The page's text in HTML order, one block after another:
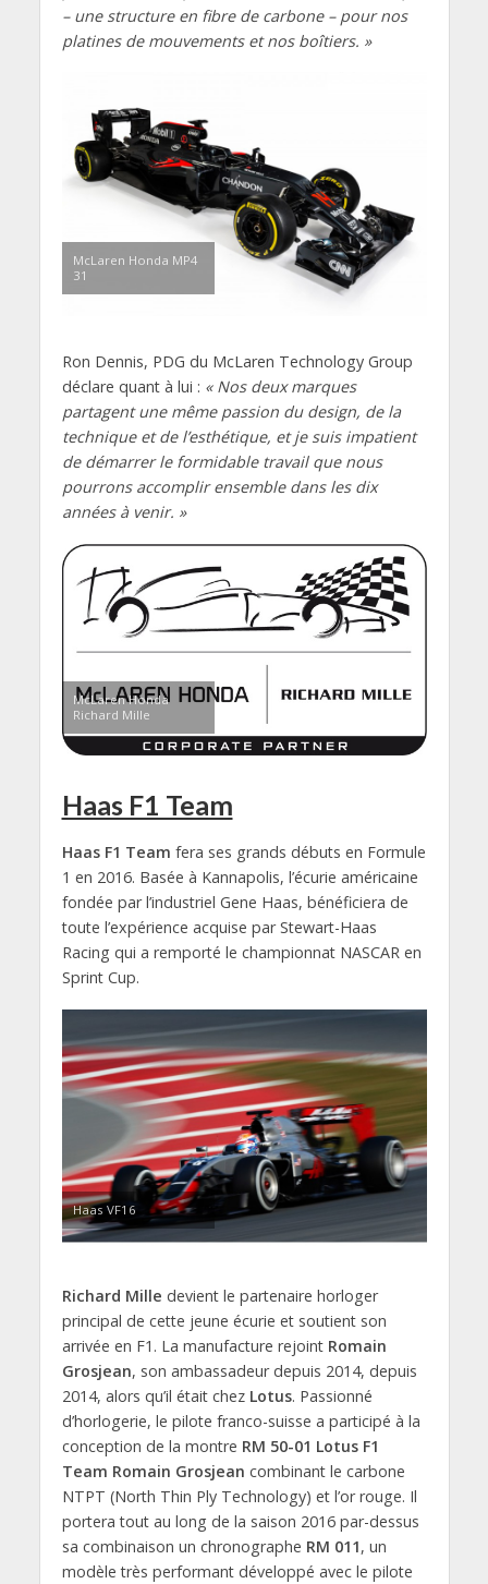
– une structure en fibre de carbone – pour nos
platines de mouvements et nos boîtiers. »
McLaren Honda MP4
31
Ron Dennis, PDG du McLaren Technology Group
déclare quant à lui : « Nos deux marques
partagent une même passion du design, de la
technique et de l’esthétique, et je suis impatient
de démarrer le formidable travail que nous
pourrons accomplir ensemble dans les dix
années à venir. »
McLaren Honda
Richard Mille
Haas F1 Team
Haas F1 Team fera ses grands débuts en Formule
1 en 2016. Basée à Kannapolis, l’écurie américaine
fondée par l’industriel Gene Haas, bénéficiera de
toute l’expérience acquise par Stewart-Haas
Racing qui a remporté le championnat NASCAR en
Sprint Cup.
Haas VF16
Richard Mille devient le partenaire horloger
principal de cette jeune écurie et soutient son
arrivée en F1. La manufacture rejoint Romain
Grosjean, son ambassadeur depuis 2014, depuis
2014, alors qu’il était chez Lotus. Passionné
d’horlogerie, le pilote franco-suisse a participé à la
conception de la montre RM 50-01 Lotus F1
Team Romain Grosjean combinant le carbone
NTPT (North Thin Ply Technology) et l’or rouge. Il
portera tout au long de la saison 2016 par-dessus
sa combinaison un chronographe RM 011, un
modèle très performant développé avec le pilote